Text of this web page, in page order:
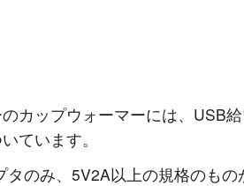
カップウォーマーには、USB
ています。
タのみ、5V2A以上の規格のも